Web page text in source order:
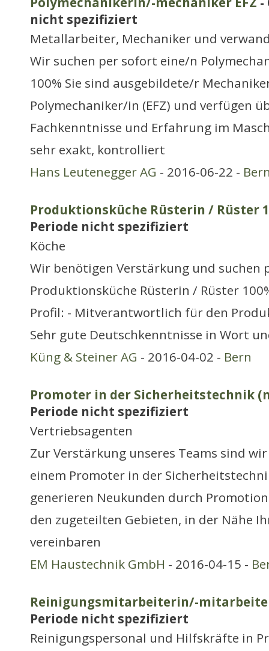
nicht spezifiziert
Metallarbeiter, Mechaniker und
Wir suchen per sofort eine/n
100% Sie sind ausgebildete/r
Polymechaniker/in (EFZ) und verfügen
Fachkenntnisse und Erfahrung im
sehr exakt, kontrolliert
Hans Leutenegger AG - 2016-06-22 -
Produktionsküche Rüsterin / Rüster
Periode nicht spezifiziert
Köche
Wir benötigen Verstärkung und suchen
Produktionsküche Rüsterin / Rüster
Profil: - Mitverantwortlich für den
Sehr gute Deutschkenntnisse in Wort
Küng & Steiner AG - 2016-04-02 - Bern
Promoter in der Sicherheitstechnik
Periode nicht spezifiziert
Vertriebsagenten
Zur Verstärkung unseres Teams sind
einem Promoter in der
generieren Neukunden durch
den zugeteilten Gebieten, in der Nähe
vereinbaren
EM Haustechnik GmbH - 2016-04-15 -
Reinigungsmitarbeiterin/-
Periode nicht spezifiziert
Reinigungspersonal und Hilfskräfte in